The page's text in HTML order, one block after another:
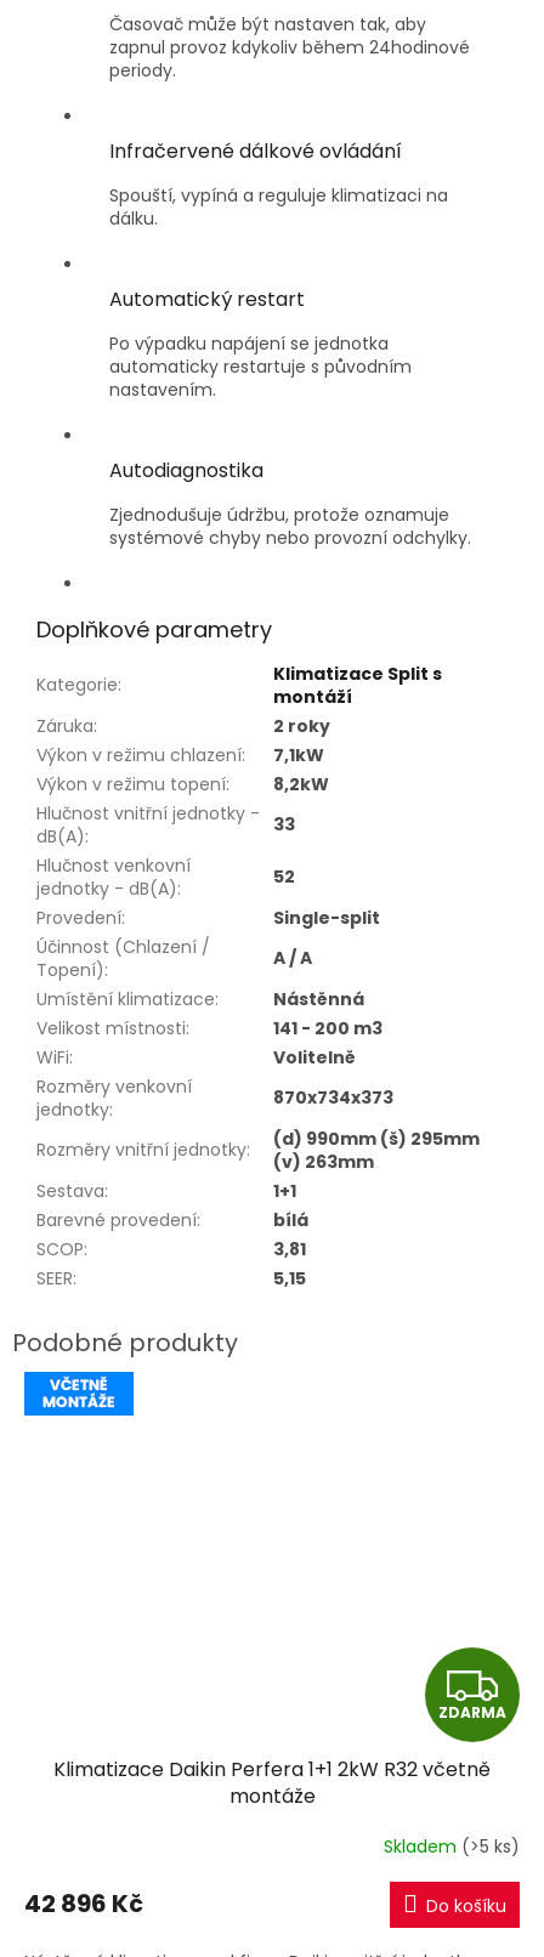
Časovač může být nastaven tak, aby
zapnul provoz kdykoliv během 24hodinové
periody.
Infračervené dálkové ovládání
Spouští, vypíná a reguluje klimatizaci na
dálku.
Automatický restart
Po výpadku napájení se jednotka
automaticky restartuje s původním
nastavením.
Autodiagnostika
Zjednodušuje údržbu, protože oznamuje
systémové chyby nebo provozní odchylky.
Doplňkové parametry
Kategorie:
Klimatizace Split s
montáží
Záruka:
2 roky
Výkon v režimu chlazení:
7,1kW
Výkon v režimu topení:
8,2kW
Hlučnost vnitřní jednotky -
dB(A):
33
Hlučnost venkovní
jednotky - dB(A):
52
Provedení:
Single-split
Účinnost (Chlazení /
Topení):
A / A
Umístění klimatizace:
Nástěnná
Velikost místnosti:
141 - 200 m3
WiFi:
Volitelně
Rozměry venkovní
jednotky: 870x734x373
Rozměry vnitřní jednotky:
(d) 990mm (š) 295mm
(v) 263mm
Sestava:
1+1
Barevné provedení:
bílá
SCOP:
3,81
SEER: 5,15
Z
D
R
M
A
ZDARMA
Klimatizace Daikin Perfera 1+1 2kW R32 včetně
montáže
Skladem (>5 ks)
42 896 Kč Do košíku